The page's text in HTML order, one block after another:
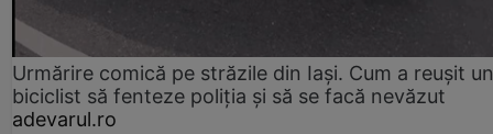
Urmărire comică pe străzile din Iași. Cum a reușit un
biciclist să fenteze poliția și să se facă nevăzut
adevarul.ro